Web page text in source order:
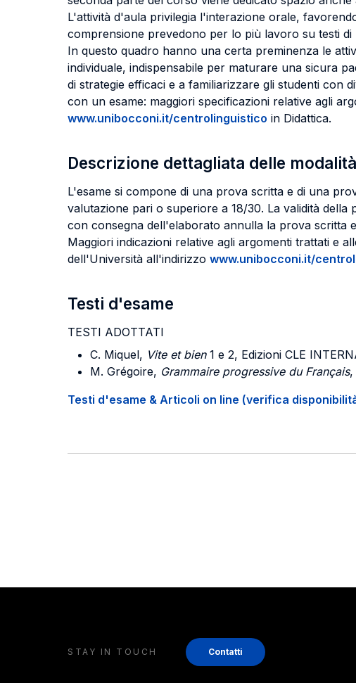
L'attività d'aula privilegia l'interazione orale,
comprensione prevedono per lo più lavoro su testi di
In questo quadro hanno una certa preminenza le
individuale, indispensabile per maturare una sicura
di strategie efficaci e a familiarizzare gli studenti con
con un esame: maggiori specificazioni relative agli
www.unibocconi.it/centrolinguistico in Didattica.
Descrizione dettagliata delle
L'esame si compone di una prova scritta e di una
valutazione pari o superiore a 18/30. La validità
con consegna dell'elaborato annulla la prova scritta
Maggiori indicazioni relative agli argomenti trattati e
dell'Università all'indirizzo www.unibocconi.it/
Testi d'esame
TESTI ADOTTATI
C. Miquel, Vite et bien1 e 2, Edizioni CLE
M. Grégoire, Grammaire progressive du Français,
Testi d'esame & Articoli on line (verifica
STAY IN TOUCH Contatti